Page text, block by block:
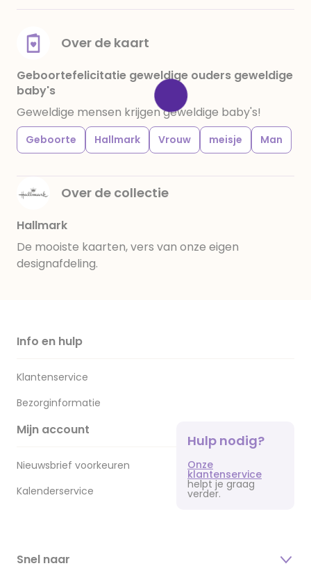
Over de kaart
Geboortefelicitatie geweldige ouders geweldige
baby's
Geweldige mensen krijgen geweldige baby's!
Geboorte Hallmark Vrouw meisje Man
Over de collectie
Hallmark
De mooiste kaarten, vers van onze eigen
designafdeling.
Info en hulp
Klantenservice
Bezorginformatie
Mijn account
Nieuwsbrief voorkeuren
Kalenderservice
Hulp nodig?
Onze
klantenservice
helpt je graag
verder.
Snel naar